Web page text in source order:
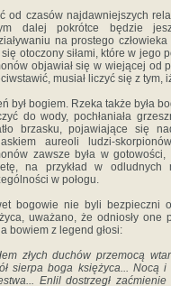
od czasów najdawniejszych
dalej pokrótce będzie
na prostego
się otoczony siłami, które w jego
objawiał się w wiejącej od
musiał liczyć się z
był bogiem. Rzeka także była
do wody, pochłaniała
brzasku, pojawiające się
aureoli ludzi-
zawsze była w
na przykład w
w połogu.
bogowie nie byli bezpieczni
uważano, że odniosły
bowiem z legend głosi:
złych duchów przemocą
sierpa boga księżyca... Nocą
Enlil dostrzegł